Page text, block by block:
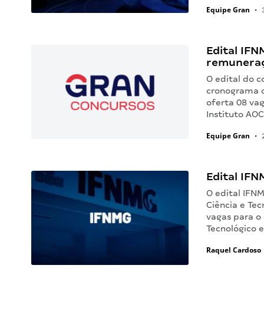
Equipe Gran •
Edital
O edital do
cronograma
oferta 08
Instituto
Equipe Gran •
Edital
O edital
Ciência e
vagas para o
Tecnológico
Raquel Cardoso